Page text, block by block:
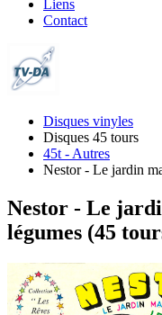
Liens
Contact
Disques vinyles
Disques 45 tours
45t - Autres
Nestor - Le jardin
Nestor - Le
légumes (45